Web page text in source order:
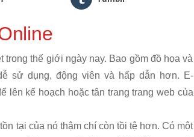
thế giới ngày nay. Bao gồm đồ họa và
sử dụng, động viên và hấp dẫn hơn. E-
lên kế hoạch hoặc tân trang trang web của
tại của nó thậm chí còn tồi tệ hơn. Có một